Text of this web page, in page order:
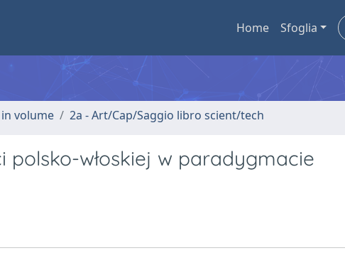
Home Sfoglia
volume 2a - Art/Cap/Saggio libro scient/tech
włoskiej w paradygmacie